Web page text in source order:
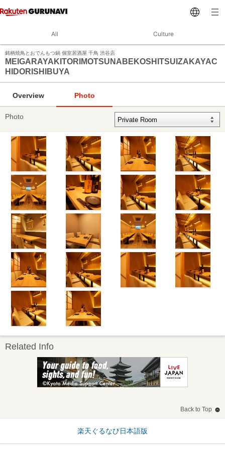
All Culture
銘柄焼鳥とおでんもつ鍋 個室居酒屋 千鳥 渋谷店
MEIGARAYAKITORIMOTSUNABEKOSHITSUIZAKAYAC
HIDORISHIBUYA
Overview Photo
Photo
Related Info
Back to Top
楽天ぐるなび日本語版